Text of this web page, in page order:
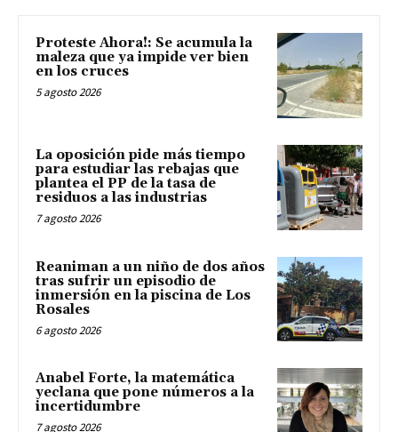
Proteste Ahora!: Se acumula la
maleza que ya impide ver bien
en los cruces
5 agosto 2026
La oposición pide más tiempo
para estudiar las rebajas que
plantea el PP de la tasa de
residuos a las industrias
7 agosto 2026
Reaniman a un niño de dos años
tras sufrir un episodio de
inmersión en la piscina de Los
Rosales
6 agosto 2026
Anabel Forte, la matemática
yeclana que pone números a la
incertidumbre
7 agosto 2026